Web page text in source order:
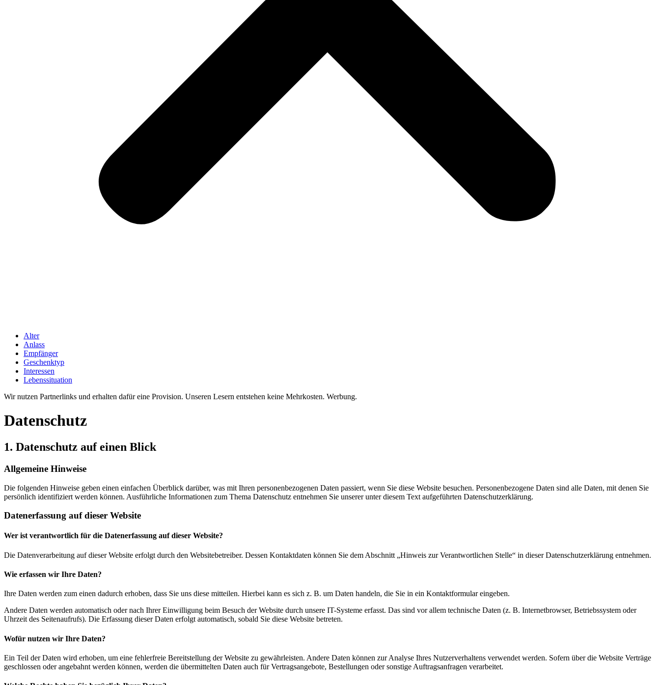
Alter
Anlass
Empfänger
Geschenktyp
Interessen
Lebenssituation
Wir nutzen Partnerlinks und erhalten dafür eine Provision. Unseren Lesern entstehen keine Mehrkosten. Werbung.
Datenschutz
1. Datenschutz auf einen Blick
Allgemeine Hinweise
Die folgenden Hinweise geben einen einfachen Überblick darüber, was mit Ihren personenbezogenen Daten passiert, wenn Sie diese Website besuchen. Personenbezogene Daten sind alle Daten, mit denen Sie
persönlich identifiziert werden können. Ausführliche Informationen zum Thema Datenschutz entnehmen Sie unserer unter diesem Text aufgeführten Datenschutzerklärung.
Datenerfassung auf dieser Website
Wer ist verantwortlich für die Datenerfassung auf dieser Website?
Die Datenverarbeitung auf dieser Website erfolgt durch den Websitebetreiber. Dessen Kontaktdaten können Sie dem Abschnitt „Hinweis zur Verantwortlichen Stelle“ in dieser Datenschutzerklärung entnehmen.
Wie erfassen wir Ihre Daten?
Ihre Daten werden zum einen dadurch erhoben, dass Sie uns diese mitteilen. Hierbei kann es sich z. B. um Daten handeln, die Sie in ein Kontaktformular eingeben.
Andere Daten werden automatisch oder nach Ihrer Einwilligung beim Besuch der Website durch unsere IT-Systeme erfasst. Das sind vor allem technische Daten (z. B. Internetbrowser, Betriebssystem oder
Uhrzeit des Seitenaufrufs). Die Erfassung dieser Daten erfolgt automatisch, sobald Sie diese Website betreten.
Wofür nutzen wir Ihre Daten?
Ein Teil der Daten wird erhoben, um eine fehlerfreie Bereitstellung der Website zu gewährleisten. Andere Daten können zur Analyse Ihres Nutzerverhaltens verwendet werden. Sofern über die Website Verträge
geschlossen oder angebahnt werden können, werden die übermittelten Daten auch für Vertragsangebote, Bestellungen oder sonstige Auftragsanfragen verarbeitet.